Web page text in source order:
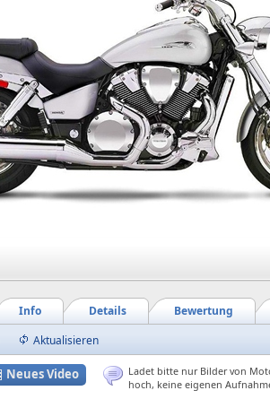
Bewertung
Details
Info
Aktualisieren
Neues Video
Ladet bitte nur Bilder von
hoch, keine eigenen